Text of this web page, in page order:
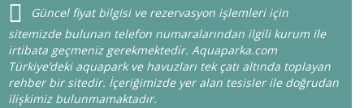
Güncel fiyat bilgisi ve rezervasyon işlemleri için
sitemizde bulunan telefon numaralarından ilgili kurum ile
irtibata geçmeniz gerekmektedir. Aquaparka.com
Türkiye’deki aquapark ve havuzları tek çatı altında toplayan
rehber bir sitedir. İçeriğimizde yer alan tesisler ile doğrudan
ilişkimiz bulunmamaktadır.